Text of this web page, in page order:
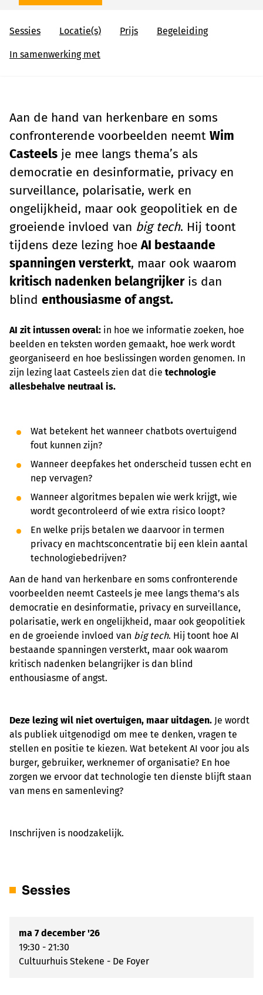
Sessies Locatie(s) Prijs Begeleiding
In samenwerking met
Aan de hand van herkenbare en soms
confronterende voorbeelden neemt Wim
Casteels je mee langs thema’s als
democratie en desinformatie, privacy en
surveillance, polarisatie, werk en
ongelijkheid, maar ook geopolitiek en de
groeiende invloed van big tech. Hij toont
tijdens deze lezing hoeAI bestaande
spanningen versterkt, maar ook waarom
kritisch nadenken belangrijkeris dan
blind enthousiasme of angst.
AI zit intussen overal: in hoe we informatie zoeken, hoe
beelden en teksten worden gemaakt, hoe werk wordt
georganiseerd en hoe beslissingen worden genomen. In
zijn lezing laat Casteels zien dat die technologie
allesbehalve neutraal is.
Wat betekent het wanneer chatbots overtuigend
fout kunnen zijn?
Wanneer deepfakes het onderscheid tussen echt en
nep vervagen?
Wanneer algoritmes bepalen wie werk krijgt, wie
wordt gecontroleerd of wie extra risico loopt?
En welke prijs betalen we daarvoor in termen
privacy en machtsconcentratie bij een klein aantal
technologiebedrijven?
Aan de hand van herkenbare en soms confronterende
voorbeelden neemt Casteels je mee langs thema’s als
democratie en desinformatie, privacy en surveillance,
polarisatie, werk en ongelijkheid, maar ook geopolitiek
en de groeiende invloed van big tech. Hij toont hoe AI
bestaande spanningen versterkt, maar ook waarom
kritisch nadenken belangrijker is dan blind
enthousiasme of angst.
Deze lezing wil niet overtuigen, maar uitdagen. Je wordt
als publiek uitgenodigd om mee te denken, vragen te
stellen en positie te kiezen. Wat betekent AI voor jou als
burger, gebruiker, werknemer of organisatie? En hoe
zorgen we ervoor dat technologie ten dienste blijft staan
van mens en samenleving?
Inschrijven is noodzakelijk.
Sessies
ma 7 december '26
19:30 - 21:30
Cultuurhuis Stekene - De Foyer